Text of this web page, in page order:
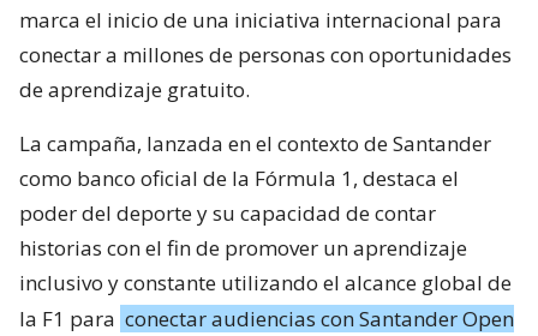
marca el inicio de una iniciativa internacional para
conectar a millones de personas con oportunidades
de aprendizaje gratuito.
La campaña, lanzada en el contexto de Santander
como banco oficial de la Fórmula 1, destaca el
poder del deporte y su capacidad de contar
historias con el fin de promover un aprendizaje
inclusivo y constante utilizando el alcance global de
la F1 para conectar audiencias con Santander Open